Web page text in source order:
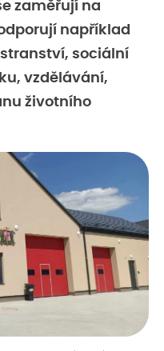
zaměřují na
například
sociální
vzdělávání,
životního